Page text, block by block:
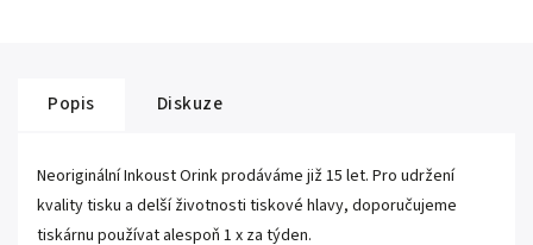
Popis Diskuze
Neoriginální Inkoust Orink prodáváme již 15 let. Pro udržení
kvality tisku a delší životnosti tiskové hlavy, doporučujeme
tiskárnu používat alespoň 1 x za týden.